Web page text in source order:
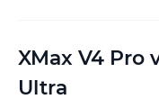
XMax V4 Pro
Ultra